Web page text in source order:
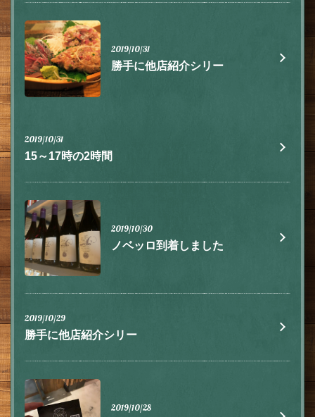
2019/10/31
勝手に他店紹介シリー
2019/10/31
15～17時の2時間
2019/10/30
ノベッロ到着しました
2019/10/29
勝手に他店紹介シリー
2019/10/28